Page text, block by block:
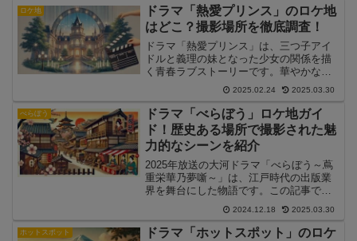
ロケ地
ドラマ「熱愛プリンス」のロケ地
はどこ？撮影場所を徹底調査！
ドラマ「熱愛プリンス」は、三つ子アイ
ドルと義理の妹となった少女の関係を描
く青春ラブストーリーです。華やかなス
テージシーンや学校での青春シーンな
ど、印象的なロケーションが数多く登場
し、「どこで撮影されたの？」と気にな
る人も多いのではないでしょうか？本記
事では、「熱愛プリンス」のロケ地を徹
底調査し、撮影が行われた場所やアクセ
ス情報を詳しく紹介します！
2025.02.24 2025.03.30
べらぼう
ドラマ「べらぼう」ロケ地ガイ
ド！歴史ある場所で撮影された魅
力的なシーンを紹介
2025年放送の大河ドラマ「べらぼう～蔦
重栄華乃夢噺～」は、江戸時代の出版業
界を舞台にした物語です。この記事で
は、「べらぼう」の撮影が行われたロケ
地を詳しく紹介し、その魅力や見どころ
を解説します。
2024.12.18 2025.03.30
ホットスポット
ドラマ「ホットスポット」のロケ